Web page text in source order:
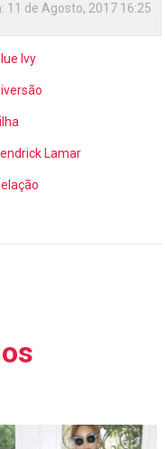
11 de Agosto, 2017 16:25
Ivy
Lamar